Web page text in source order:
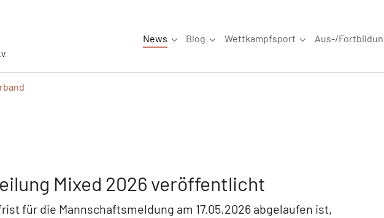
News
Submenu for "News"
Blog
Submenu for "Blog"
Wettkampfsport
Submenu for
Aus-/
Mixed 2026 veröffentlicht
für die Mannschaftsmeldung am 17.05.2026 abgelaufen ist,